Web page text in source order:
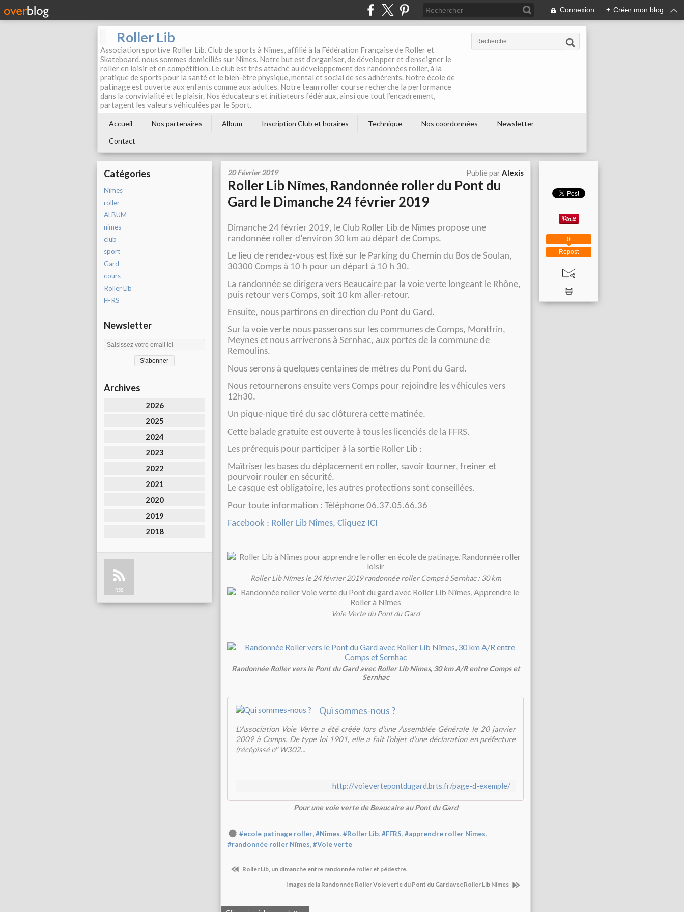
Connexion + Créer mon blog
Roller Lib
Association sportive Roller Lib. Club de sports à Nîmes, affilié à la Fédération Française de Roller et
Skateboard, nous sommes domiciliés sur Nîmes. Notre but est d'organiser, de développer et d'enseigner le
roller en loisir et en compétition. Le club est très attaché au développement des randonnées roller, à la
pratique de sports pour la santé et le bien-être physique, mental et social de ses adhérents. Notre école de
patinage est ouverte aux enfants comme aux adultes. Notre team roller course recherche la performance
dans la convivialité et le plaisir. Nos éducateurs et initiateurs fédéraux, ainsi que tout l’encadrement,
partagent les valeurs véhiculées par le Sport.
Accueil Nos partenaires Album Inscription Club et horaires Technique Nos coordonnées
Newsletter
Contact
Catégories
Nîmes
roller
ALBUM
nimes
club
sport
Gard
cours
Roller Lib
FFRS
Newsletter
Archives
2026
2025
2024
2023
2022
2021
2020
2019
2018
RSS
20 Février 2019 Publié parAlexis
Roller Lib Nîmes, Randonnée roller du Pont du
Gard le Dimanche 24 février 2019
Dimanche 24 février 2019, le Club Roller Lib de Nîmes propose une
randonnée roller d’environ 30 km au départ de Comps.
Le lieu de rendez-vous est fixé sur le Parking du Chemin du Bos de Soulan,
30300 Comps à 10 h pour un départ à 10 h 30.
La randonnée se dirigera vers Beaucaire par la voie verte longeant le Rhône,
puis retour vers Comps, soit 10 km aller-retour.
Ensuite, nous partirons en direction du Pont du Gard.
Sur la voie verte nous passerons sur les communes de Comps, Montfrin,
Meynes et nous arriverons à Sernhac, aux portes de la commune de
Remoulins.
Nous serons à quelques centaines de mètres du Pont du Gard.
Nous retournerons ensuite vers Comps pour rejoindre les véhicules vers
12h30.
Un pique-nique tiré du sac clôturera cette matinée.
Cette balade gratuite est ouverte à tous les licenciés de la FFRS.
Les prérequis pour participer à la sortie Roller Lib :
Maîtriser les bases du déplacement en roller, savoir tourner, freiner et
pourvoir rouler en sécurité.
Le casque est obligatoire, les autres protections sont conseillées.
Pour toute information : Téléphone 06.37.05.66.36
Facebook : Roller Lib Nîmes, Cliquez ICI
Roller Lib Nîmes le 24 février 2019 randonnée roller Comps à Sernhac : 30 km
Voie Verte du Pont du Gard
Randonnée Roller vers le Pont du Gard avec Roller Lib Nîmes, 30 km A/R entre Comps et
Sernhac
Qui sommes-nous ?
L'Association Voie Verte a été créée lors d'une Assemblée Générale le 20 janvier
2009 à Comps. De type loi 1901, elle a fait l'objet d'une déclaration en préfecture
(récépissé n° W302...
http://voievertepontdugard.brts.fr/page-d-exemple/
Pour une voie verte de Beaucaire au Pont du Gard
#ecole patinage roller #Nîmes #Roller Lib #FFRS #apprendre roller Nîmes
#randonnée roller Nîmes,#Voie verte
Roller Lib, un dimanche entre randonnée roller et pédestre.
Images de la Randonnée Roller Voie verte du Pont du Gard avec Roller Lib Nîmes
Repost
0